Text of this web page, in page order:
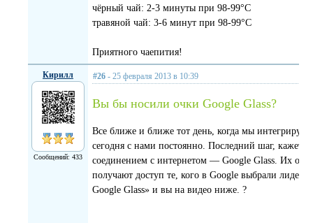
чёрный чай: 2-3 минуты при 98-99°C
травяной чай: 3-6 минут при 98-99°C
Приятного чаепития!
Кирилл
Сообщений: 433
#26 - 25 февраля 2013 в 10:39
Вы бы носили очки Google Glass?
Все ближе и ближе тот день, когда мы
сегодня с нами постоянно. Последний шаг,
соединением с интернетом — Google Glass. Их
получают доступ те, кого в Google выбрали
Google Glass» и вы на видео ниже. ?